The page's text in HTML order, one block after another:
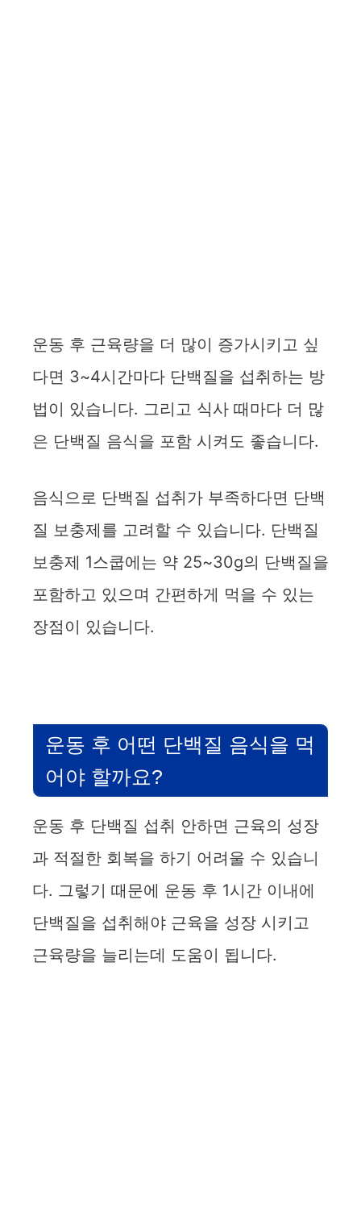
운동 후 근육량을 더 많이 증가시키고 싶
다면 3~4시간마다 단백질을 섭취하는 방
법이 있습니다. 그리고 식사 때마다 더 많
은 단백질 음식을 포함 시켜도 좋습니다.
음식으로 단백질 섭취가 부족하다면 단백
질 보충제를 고려할 수 있습니다. 단백질
보충제 1스쿱에는 약 25~30g의 단백질을
포함하고 있으며 간편하게 먹을 수 있는
장점이 있습니다.
운동 후 어떤 단백질 음식을 먹
어야 할까요?
운동 후 단백질 섭취 안하면 근육의 성장
과 적절한 회복을 하기 어려울 수 있습니
다. 그렇기 때문에 운동 후 1시간 이내에
단백질을 섭취해야 근육을 성장 시키고
근육량을 늘리는데 도움이 됩니다.